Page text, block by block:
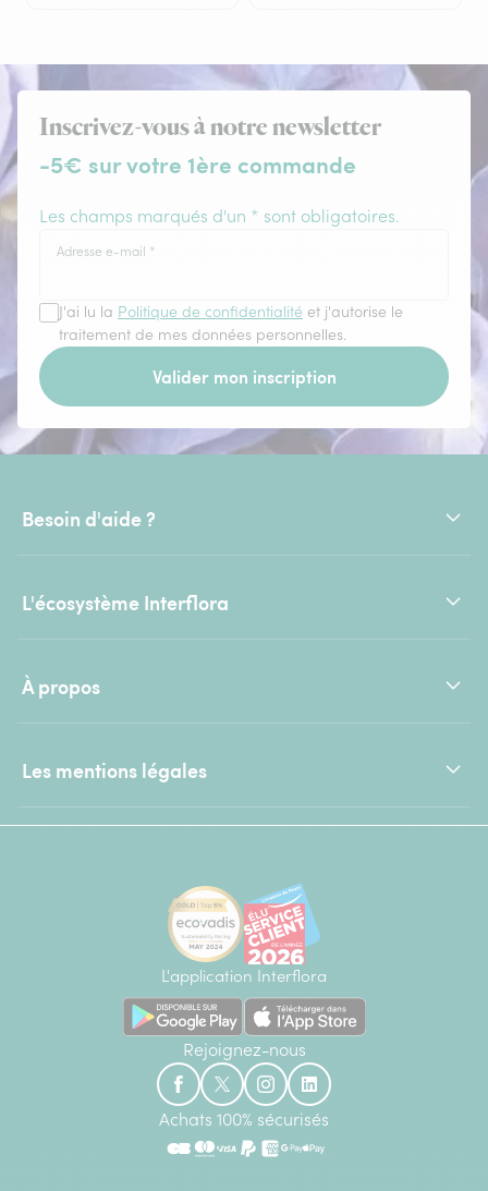
Inscrivez-vous à notre newsletter
-5€ sur votre 1ère commande
Les champs marqués d'un * sont obligatoires.
Adresse e-mail *
J'ai lu la Politique de confidentialité et j'autorise le
traitement de mes données personnelles.
Valider mon inscription
Besoin d'aide ?
L'écosystème Interflora
À propos
Les mentions légales
L'application Interflora
Rejoignez-nous
Achats 100% sécurisés